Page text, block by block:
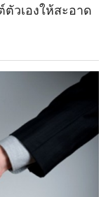
วเองให้สะอาด